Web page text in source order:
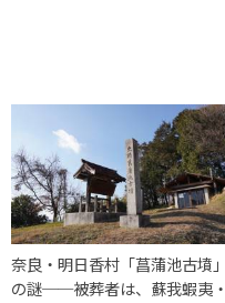
奈良・明日香村「菖蒲池古墳」
の謎──被葬者は、蘇我蝦夷・